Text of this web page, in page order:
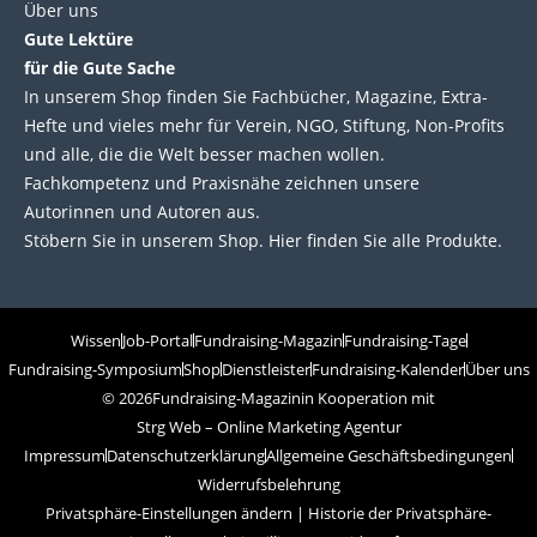
Über uns
Gute Lektüre
für die Gute Sache
In unserem Shop finden Sie Fachbücher, Magazine, Extra-
Hefte und vieles mehr für Verein, NGO, Stiftung, Non-Profits
und alle, die die Welt besser machen wollen.
Fachkompetenz und Praxisnähe zeichnen unsere
Autorinnen und Autoren aus.
Stöbern Sie in unserem Shop. Hier finden Sie alle Produkte.
WissenJob-PortalFundraising-MagazinFundraising-Tage
Fundraising-SymposiumShopDienstleisterFundraising-KalenderÜber uns
© 2026Fundraising-Magazinin Kooperation mit
Strg Web – Online Marketing Agentur
ImpressumDatenschutzerklärungAllgemeine Geschäftsbedingungen
Widerrufsbelehrung
Privatsphäre-Einstellungen ändern | Historie der Privatsphäre-